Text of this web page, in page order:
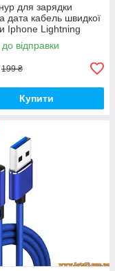
для зарядки
дата кабель швидкої
Iphone Lightning
usb перехідник
90 градусів usb
відправки
199 ₴
Купити